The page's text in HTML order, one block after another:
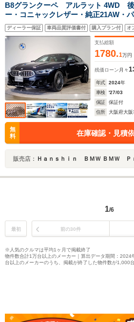
B8グランクーペ アルラット 4WD
ー・コニャックレザー・純正21AW・
マンカードン・ドライビングアシスト
アシストプラス・シートベンチレーシ
ター・ステアリングヒーター
ディーラー保証 車両品質評価書付 購入プラン付 オ
支払総額
1780.1万円
残価ローン 月々
年式 2024年
車検
'27/03
保証
保証付
住所
大阪府大阪
無
料
在庫確認・見積
販売店： Ｈａｎｓｈｉｎ ＢＭＷ ＢＭＷ Ｐｒｅｍｉｕｍ Ｓ
1/6
最初 前の30件
※人気のクルマは平均1ヶ月で掲載終了
物件数合計1万台以上のメーカー｜算出データ期間：
台以上のメーカーのうち、掲載が終了した物件数が1,000